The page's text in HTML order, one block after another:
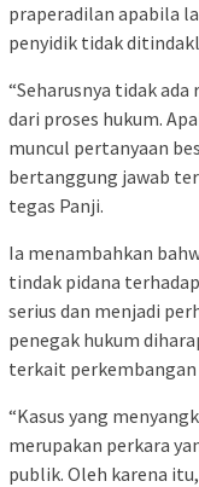
praperadilan apabila
penyidik tidak
“Seharusnya tidak
dari proses hukum.
muncul pertanyaan
bertanggung jawab
tegas Panji.
Ia menambahkan
tindak pidana
serius dan menjadi
penegak hukum
terkait
“Kasus yang
merupakan perkara
publik. Oleh karena